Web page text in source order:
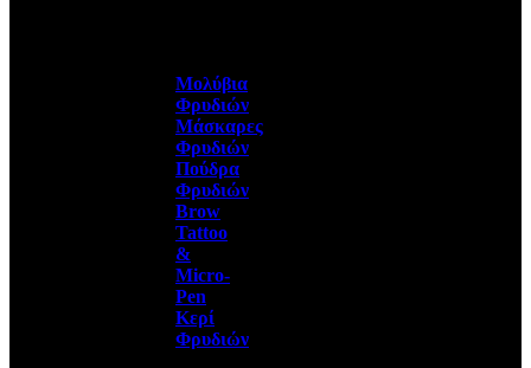
Μολύβια
Φρυδιών
Μάσκαρες
Φρυδιών
Πούδρα
Φρυδιών
Brow
Tattoo
&
Micro-
Pen
Κερί
Φρυδιών